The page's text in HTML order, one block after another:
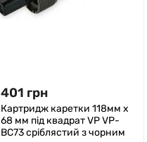
401 грн
Картридж каретки 118мм x
68 мм під квадрат VP VP-
BC73 срiблястий з чорним